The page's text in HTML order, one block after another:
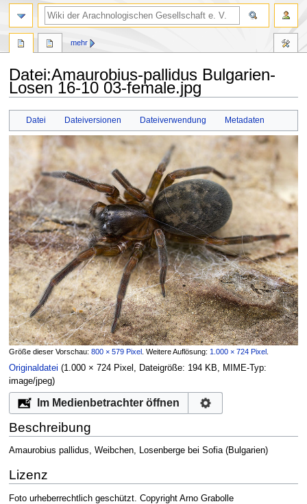
Datei:Amaurobius-pallidus Bulgarien-
Losen 16-10 03-female.jpg
springen
springen
Datei Dateiversionen Dateiverwendung Metadaten
Größe dieser Vorschau: 800 × 579 Pixel. Weitere Auflösung: 1.000 × 724 Pixel.
Originaldatei (1.000 × 724 Pixel, Dateigröße: 194 KB, MIME-Typ:
image/jpeg)
Im Medienbetrachter öffnen
Beschreibung
Amaurobius pallidus, Weibchen, Losenberge bei Sofia (Bulgarien)
Lizenz
Foto urheberrechtlich geschützt. Copyright Arno Grabolle
mehr